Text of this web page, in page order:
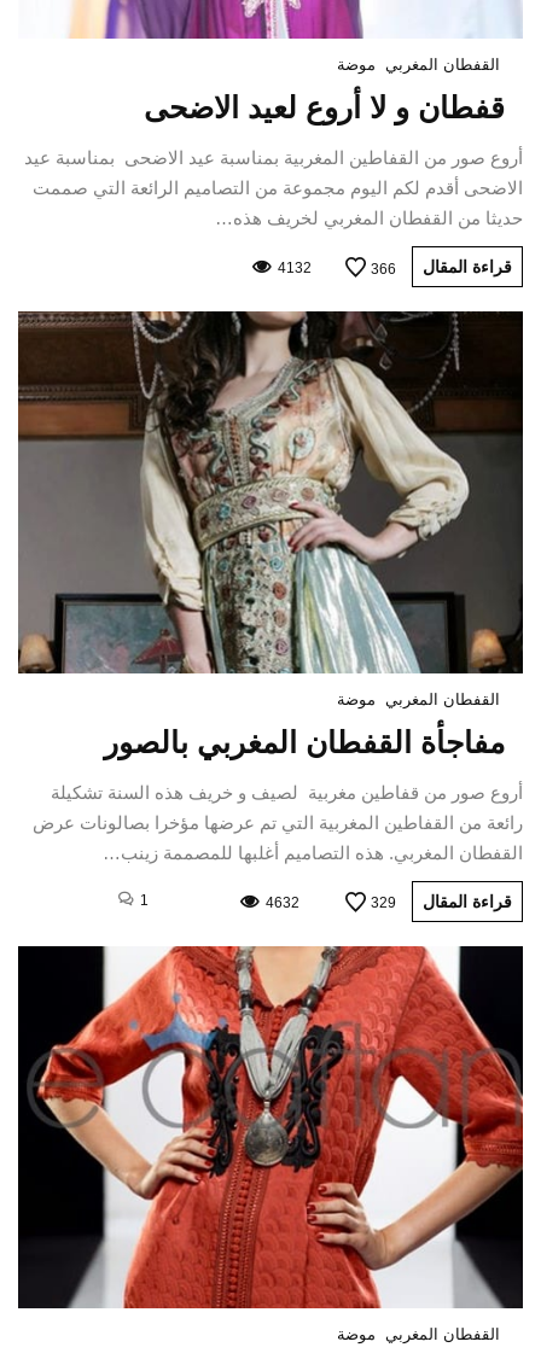
القفطان المغربي موضة
قفطان و لا أروع لعيد الاضحى
أروع صور من القفاطين المغربية بمناسبة عيد الاضحى بمناسبة عيد
الاضحى أقدم لكم اليوم مجموعة من التصاميم الرائعة التي صممت
حديثا من القفطان المغربي لخريف هذه…
قراءة المقال 366
4132
القفطان المغربي موضة
مفاجأة القفطان المغربي بالصور
أروع صور من قفاطين مغربية لصيف و خريف هذه السنة تشكيلة
رائعة من القفاطين المغربية التي تم عرضها مؤخرا بصالونات عرض
القفطان المغربي. هذه التصاميم أغلبها للمصممة زينب…
قراءة المقال 329
4632
1
القفطان المغربي موضة